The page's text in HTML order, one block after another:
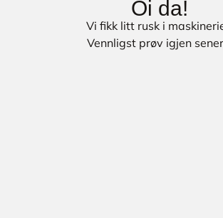
Oi da!
Vi fikk litt rusk i
Vennligst prøv igjen